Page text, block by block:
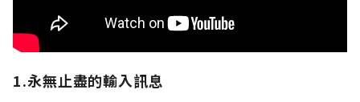
1.永無止盡的輸入訊息